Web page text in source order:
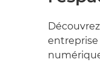
entreprise